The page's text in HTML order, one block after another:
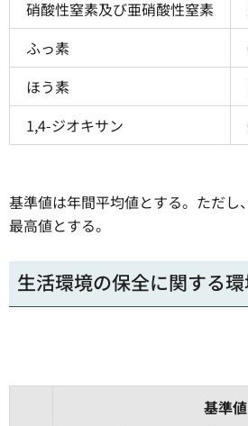
硝酸性窒素及び亜硝酸性窒素
ふっ素
ほう素
1,4-ジオキサン
基準値は年間平均値とする。ただし
最高値とする。
生活環境の保全に関する環
基準値